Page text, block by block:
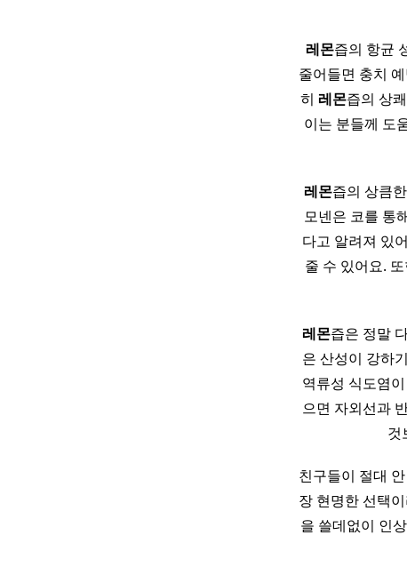
레몬즙의 항균
줄어들면 충치
히 레몬즙의 상
이는 분들께 도
레몬즙의 상큼
모넨은 코를 통
다고 알려져 있
줄 수 있어요.
레몬즙은 정말
은 산성이 강하
역류성 식도염
으면 자외선과
것
친구들이 절대
장 현명한 선택
을 쓸데없이 인